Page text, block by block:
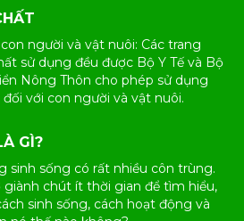
người và vật nuôi: Các trang
sử dụng đều được Bộ Y Tế và Bộ
Nông Thôn cho phép sử dụng
với con người và vật nuôi.
GÌ?
sinh sống có rất nhiều côn trùng.
giành chút ít thời gian để tìm hiểu,
sinh sống, cách hoạt động và